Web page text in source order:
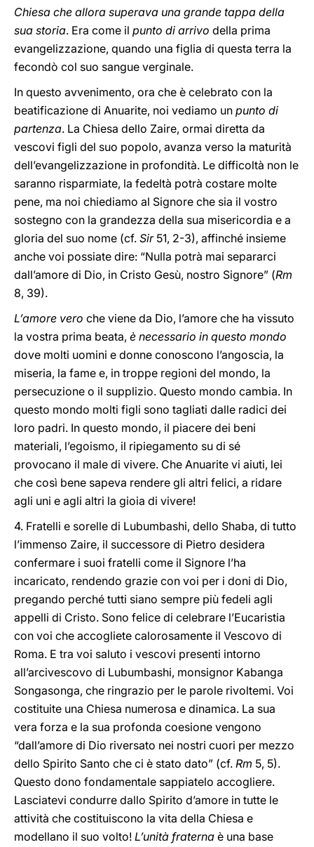
Chiesa che allora superava una grande tappa della
sua storia. Era come il punto di arrivo della prima
evangelizzazione, quando una figlia di questa terra la
fecondò col suo sangue verginale.
In questo avvenimento, ora che è celebrato con la
beatificazione di Anuarite, noi vediamo un punto di
partenza. La Chiesa dello Zaire, ormai diretta da
vescovi figli del suo popolo, avanza verso la maturità
dell’evangelizzazione in profondità. Le difficoltà non le
saranno risparmiate, la fedeltà potrà costare molte
pene, ma noi chiediamo al Signore che sia il vostro
sostegno con la grandezza della sua misericordia e a
gloria del suo nome (cf. Sir51, 2-3), affinché insieme
anche voi possiate dire: “Nulla potrà mai separarci
dall’amore di Dio, in Cristo Gesù, nostro Signore” (Rm
8, 39).
L’amore vero che viene da Dio, l’amore che ha vissuto
la vostra prima beata, è necessario in questo mondo
dove molti uomini e donne conoscono l’angoscia, la
miseria, la fame e, in troppe regioni del mondo, la
persecuzione o il supplizio. Questo mondo cambia. In
questo mondo molti figli sono tagliati dalle radici dei
loro padri. In questo mondo, il piacere dei beni
materiali, l’egoismo, il ripiegamento su di sé
provocano il male di vivere. Che Anuarite vi aiuti, lei
che così bene sapeva rendere gli altri felici, a ridare
agli uni e agli altri la gioia di vivere!
4. Fratelli e sorelle di Lubumbashi, dello Shaba, di tutto
l’immenso Zaire, il successore di Pietro desidera
confermare i suoi fratelli come il Signore l’ha
incaricato, rendendo grazie con voi per i doni di Dio,
pregando perché tutti siano sempre più fedeli agli
appelli di Cristo. Sono felice di celebrare l’Eucaristia
con voi che accogliete calorosamente il Vescovo di
Roma. E tra voi saluto i vescovi presenti intorno
all’arcivescovo di Lubumbashi, monsignor Kabanga
Songasonga, che ringrazio per le parole rivoltemi. Voi
costituite una Chiesa numerosa e dinamica. La sua
vera forza e la sua profonda coesione vengono
“dall’amore di Dio riversato nei nostri cuori per mezzo
dello Spirito Santo che ci è stato dato” (cf. Rm 5, 5).
Questo dono fondamentale sappiatelo accogliere.
Lasciatevi condurre dallo Spirito d’amore in tutte le
attività che costituiscono la vita della Chiesa e
modellano il suo volto! L’unità fraterna è una base